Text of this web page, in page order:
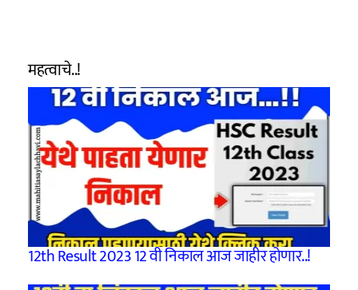
महत्वाचे..!
12th Result 2023 12 वी निकाल आज जाहीर होणार..!